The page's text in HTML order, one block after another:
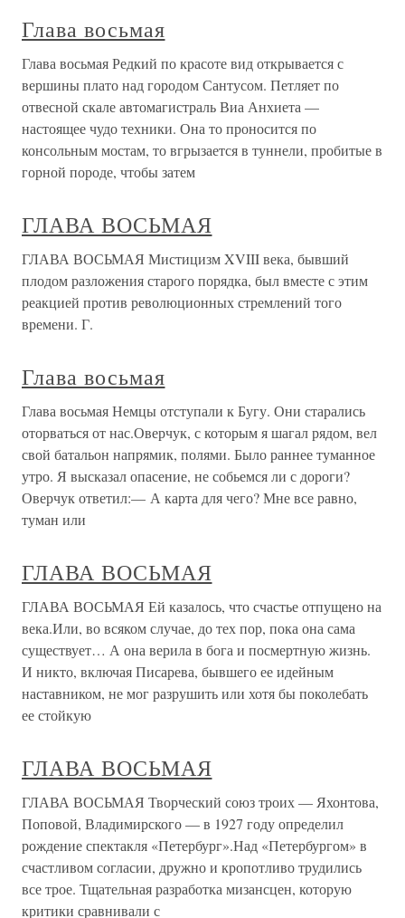
Глава восьмая
Глава восьмая Редкий по красоте вид открывается с
вершины плато над городом Сантусом. Петляет по
отвесной скале автомагистраль Виа Анхиета —
настоящее чудо техники. Она то проносится по
консольным мостам, то вгрызается в туннели, пробитые в
горной породе, чтобы затем
ГЛАВА ВОСЬМАЯ
ГЛАВА ВОСЬМАЯ Мистицизм XVIII века, бывший
плодом разложения старого порядка, был вместе с этим
реакцией против революционных стремлений того
времени. Г.
Глава восьмая
Глава восьмая Немцы отступали к Бугу. Они старались
оторваться от нас.Оверчук, с которым я шагал рядом, вел
свой батальон напрямик, полями. Было раннее туманное
утро. Я высказал опасение, не собьемся ли с дороги?
Оверчук ответил:— А карта для чего? Мне все равно,
туман или
ГЛАВА ВОСЬМАЯ
ГЛАВА ВОСЬМАЯ Ей казалось, что счастье отпущено на
века.Или, во всяком случае, до тех пор, пока она сама
существует… А она верила в бога и посмертную жизнь.
И никто, включая Писарева, бывшего ее идейным
наставником, не мог разрушить или хотя бы поколебать
ее стойкую
ГЛАВА ВОСЬМАЯ
ГЛАВА ВОСЬМАЯ Творческий союз троих — Яхонтова,
Поповой, Владимирского — в 1927 году определил
рождение спектакля «Петербург».Над «Петербургом» в
счастливом согласии, дружно и кропотливо трудились
все трое. Тщательная разработка мизансцен, которую
критики сравнивали с